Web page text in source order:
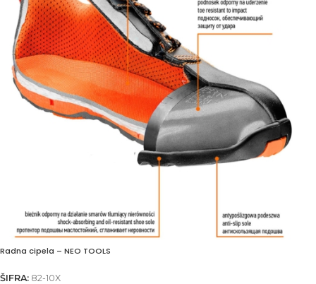
Radna cipela – NEO TOOLS
ŠIFRA: 82-10X